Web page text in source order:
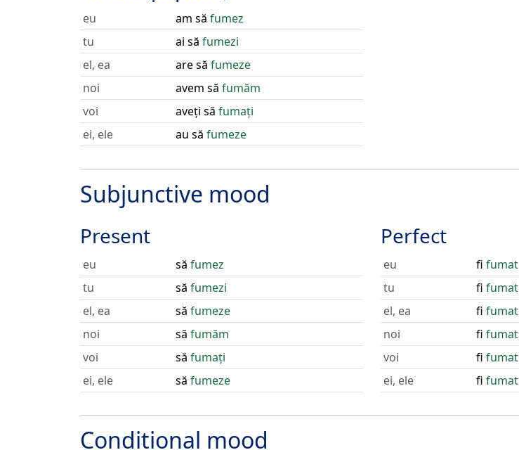
eu am să fumez
tu
ai să fumezi
el, ea
are să fumeze
noi
avem să fumăm
voi
aveți să fumați
ei, ele
au să fumeze
Subjunctive mood
Present
eu să fumez
tu
să fumezi
el, ea
să fumeze
noi
să fumăm
voi
să fumați
ei, ele
să fumeze
Perfect
eu fi fumat
tu
fi fumat
el, ea
fi fumat
noi
fi fumat
voi
fi fumat
ei, ele
fi fumat
Conditional mood